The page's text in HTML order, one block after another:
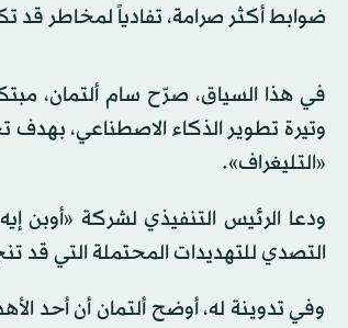
ضوابط أكثر صرامة، تفادياً لمخاطر قد
في هذا السياق، صرّح سام ألتمان،
وتيرة تطوير الذكاء الاصطناعي، بهدف
«التليغراف».
ودعا الرئيس التنفيذي لشركة «أوبن
التصدي للتهديدات المحتملة التي قد
وفي تدوينة له، أوضح ألتمان أن أحد